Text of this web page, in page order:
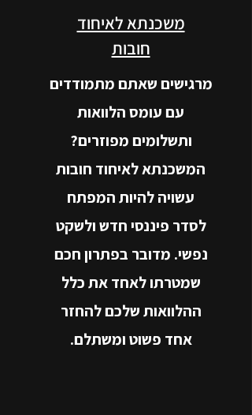
משכנתא לאיחוד
חובות
​מרגישים שאתם מתמודדים
עם עומס הלוואות
ותשלומים מפוזרים?
המשכנתא לאיחוד חובות
עשויה להיות המפתח
לסדר פיננסי חדש ולשקט
נפשי. מדובר בפתרון חכם
שמטרתו לאחד את כלל
ההלוואות שלכם להחזר
אחד פשוט ומשתלם.